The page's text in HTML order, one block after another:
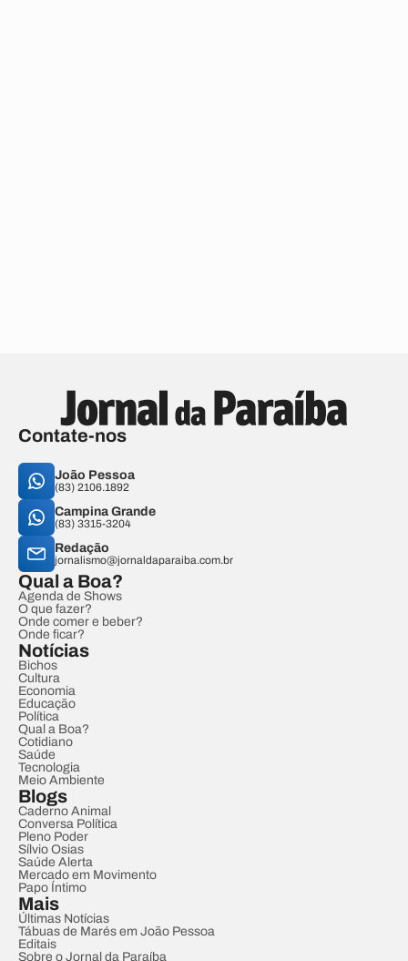
Contate-nos
João Pessoa
(83) 2106.1892
Campina Grande
(83) 3315-3204
Redação
jornalismo@jornaldaparaiba.com.br
Qual a Boa?
Agenda de Shows
O que fazer?
Onde comer e beber?
Onde ficar?
Notícias
Bichos
Cultura
Economia
Educação
Política
Qual a Boa?
Cotidiano
Saúde
Tecnologia
Meio Ambiente
Blogs
Caderno Animal
Conversa Política
Pleno Poder
Sílvio Osias
Saúde Alerta
Mercado em Movimento
Papo Íntimo
Mais
Últimas Notícias
Tábuas de Marés em João Pessoa
Editais
Sobre o Jornal da Paraíba